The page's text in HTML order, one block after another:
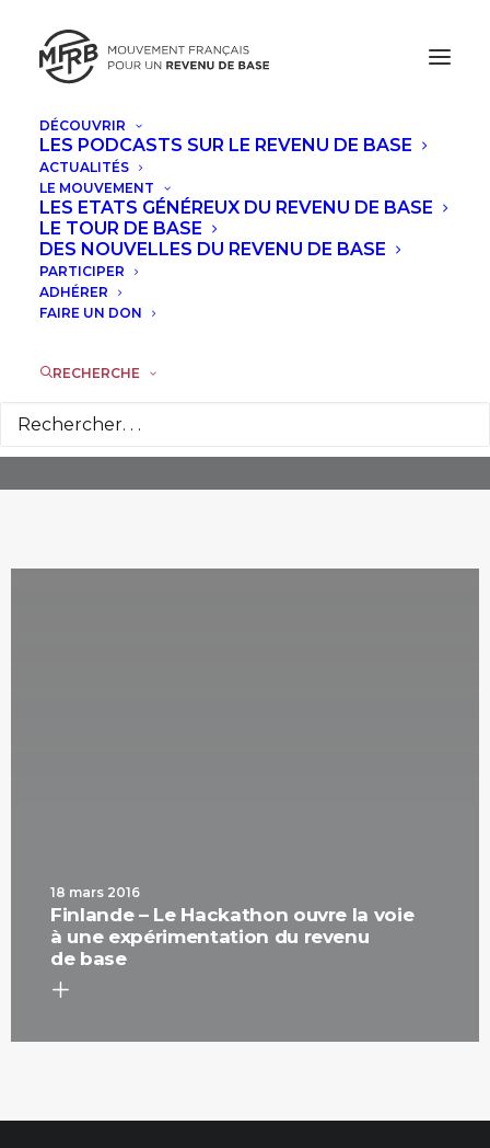
DÉCOUVRIR
LES PODCASTS SUR LE REVENU DE BASE
ACTUALITÉS
LE MOUVEMENT
LES ETATS GÉNÉREUX DU REVENU DE BASE
LE TOUR DE BASE
DES NOUVELLES DU REVENU DE BASE
PARTICIPER
ADHÉRER
FAIRE UN DON
RECHERCHE
18 mars 2016
Finlande – Le Hackathon ouvre la voie
à une expérimentation du revenu
de base